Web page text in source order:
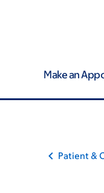
Make an
Patient &